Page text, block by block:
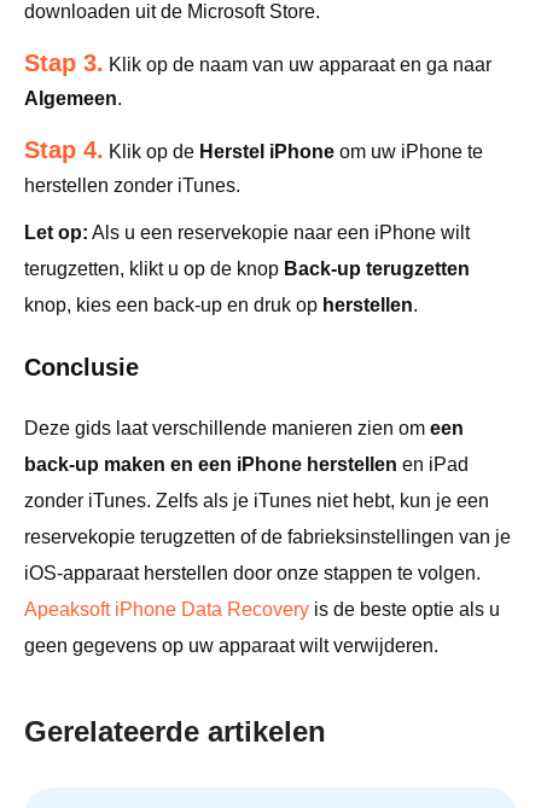
downloaden uit de Microsoft Store.
Stap 3. Klik op de naam van uw apparaat en ga naar
Algemeen.
Stap 4. Klik op de Herstel iPhone om uw iPhone te
herstellen zonder iTunes.
Let op: Als u een reservekopie naar een iPhone wilt
terugzetten, klikt u op de knop Back-up terugzetten
knop, kies een back-up en druk op herstellen.
Conclusie
Deze gids laat verschillende manieren zien om een
back-up maken en een iPhone herstellen en iPad
zonder iTunes. Zelfs als je iTunes niet hebt, kun je een
reservekopie terugzetten of de fabrieksinstellingen van je
iOS-apparaat herstellen door onze stappen te volgen.
Apeaksoft iPhone Data Recovery is de beste optie als u
geen gegevens op uw apparaat wilt verwijderen.
Gerelateerde artikelen